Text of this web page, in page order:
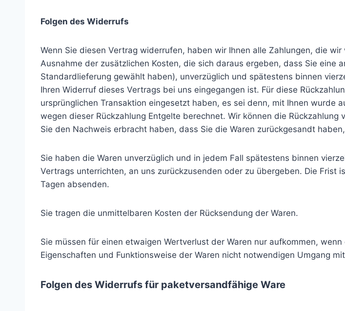
Folgen des Widerrufs
Wenn Sie diesen Vertrag widerrufen, haben wir Ihnen alle Zahlungen, die
Ausnahme der zusätzlichen Kosten, die sich daraus ergeben, dass Sie
Standardlieferung gewählt haben), unverzüglich und spätestens binnen
Ihren Widerruf dieses Vertrags bei uns eingegangen ist. Für diese
ursprünglichen Transaktion eingesetzt haben, es sei denn, mit Ihnen wurde
wegen dieser Rückzahlung Entgelte berechnet. Wir können die
Sie den Nachweis erbracht haben, dass Sie die Waren zurückgesandt
Sie haben die Waren unverzüglich und in jedem Fall spätestens binnen
Vertrags unterrichten, an uns zurückzusenden oder zu übergeben. Die Frist
Tagen absenden.
Sie tragen die unmittelbaren Kosten der Rücksendung der Waren.
Sie müssen für einen etwaigen Wertverlust der Waren nur aufkommen,
Eigenschaften und Funktionsweise der Waren nicht notwendigen Umgang
Folgen des Widerrufs für paketversandfähige Ware